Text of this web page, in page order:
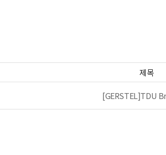
제목
[GERSTEL]TDU